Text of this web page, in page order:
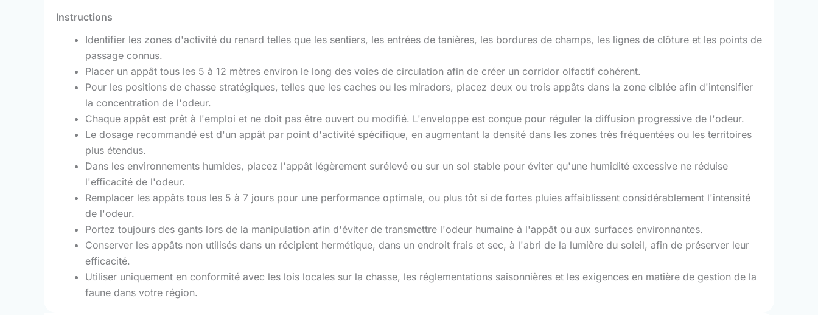
Instructions
Identifier les zones d'activité du renard telles que les sentiers, les entrées de tanières, les bordures de champs, les lignes de clôture et les points de
passage connus.
Placer un appât tous les 5 à 12 mètres environ le long des voies de circulation afin de créer un corridor olfactif cohérent.
Pour les positions de chasse stratégiques, telles que les caches ou les miradors, placez deux ou trois appâts dans la zone ciblée afin d'intensifier
la concentration de l'odeur.
Chaque appât est prêt à l'emploi et ne doit pas être ouvert ou modifié. L'enveloppe est conçue pour réguler la diffusion progressive de l'odeur.
Le dosage recommandé est d'un appât par point d'activité spécifique, en augmentant la densité dans les zones très fréquentées ou les territoires
plus étendus.
Dans les environnements humides, placez l'appât légèrement surélevé ou sur un sol stable pour éviter qu'une humidité excessive ne réduise
l'efficacité de l'odeur.
Remplacer les appâts tous les 5 à 7 jours pour une performance optimale, ou plus tôt si de fortes pluies affaiblissent considérablement l'intensité
de l'odeur.
Portez toujours des gants lors de la manipulation afin d'éviter de transmettre l'odeur humaine à l'appât ou aux surfaces environnantes.
Conserver les appâts non utilisés dans un récipient hermétique, dans un endroit frais et sec, à l'abri de la lumière du soleil, afin de préserver leur
efficacité.
Utiliser uniquement en conformité avec les lois locales sur la chasse, les réglementations saisonnières et les exigences en matière de gestion de la
faune dans votre région.